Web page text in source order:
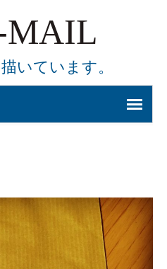
MAIL
いています。